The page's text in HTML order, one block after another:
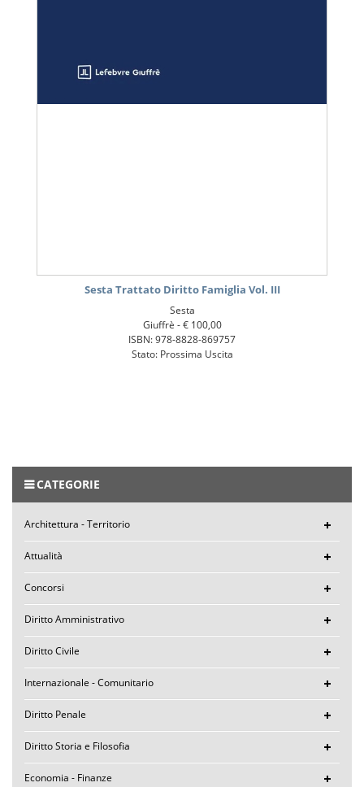
Sesta Trattato Diritto Famiglia Vol. III
Sesta
Giuffrè -€ 100,00
ISBN: 978-8828-869757
Stato: Prossima Uscita
CATEGORIE
Architettura - Territorio
Attualità
Concorsi
Diritto Amministrativo
Diritto Civile
Internazionale - Comunitario
Diritto Penale
Diritto Storia e Filosofia
Economia - Finanze